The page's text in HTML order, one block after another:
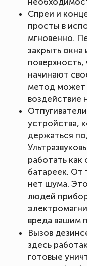
Спреи и
просты в
мгновенно.
закрыть окна
начинают
метод может
воздействие
устройства,
держаться
работать
батареек. От
нет шума.
людей
вреда вашим
Вызов
здесь
готовые